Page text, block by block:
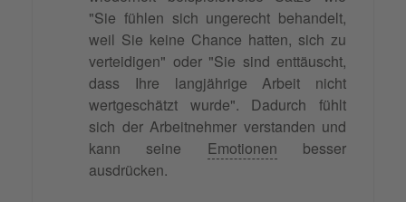
"Sie fühlen sich ungerecht behandelt,
weil Sie keine Chance hatten, sich zu
verteidigen" oder "Sie sind enttäuscht,
dass Ihre langjährige Arbeit nicht
wertgeschätzt wurde". Dadurch fühlt
sich der Arbeitnehmer verstanden und
kann seine Emotionen besser
ausdrücken.